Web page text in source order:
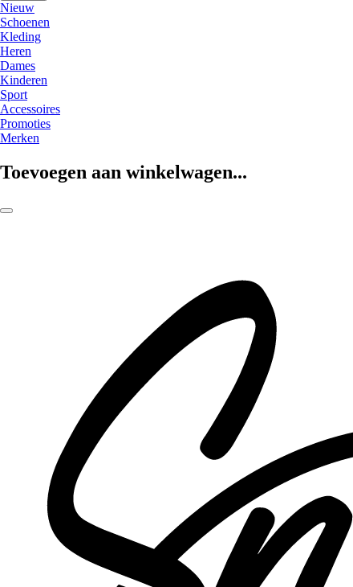
Nieuw
Schoenen
Kleding
Heren
Dames
Kinderen
Sport
Accessoires
Promoties
Merken
Toevoegen aan winkelwagen...